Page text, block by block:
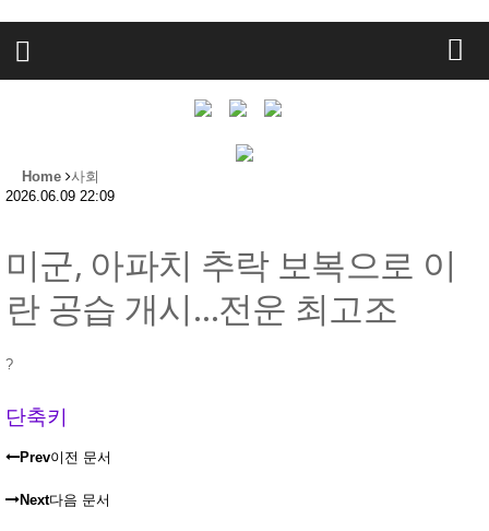
Home 사회
2026.06.09 22:09
미군, 아파치 추락 보복으로 이
란 공습 개시…전운 최고조
?
단축키
Prev이전 문서
Next다음 문서